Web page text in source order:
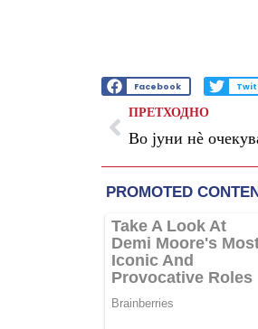
Facebook
ПРЕТХОДНО